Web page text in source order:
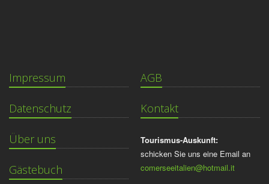
Impressum
Datenschutz
Über uns
Gästebuch
AGB
Kontakt
Tourismus-Auskunft:
schicken Sie uns eine Email an
comerseeitalien@hotmail.it